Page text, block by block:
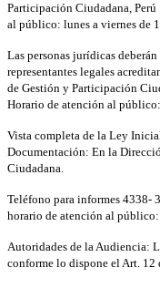
Participación Ciudadana,
al público: lunes a viernes de
Las personas jurídicas
representantes legales
de Gestión y Participación
Horario de atención al
Vista completa de la Ley
Documentación: En la
Ciudadana.
Teléfono para informes 4338-
horario de atención al público:
Autoridades de la Audiencia:
conforme lo dispone el Art. 12